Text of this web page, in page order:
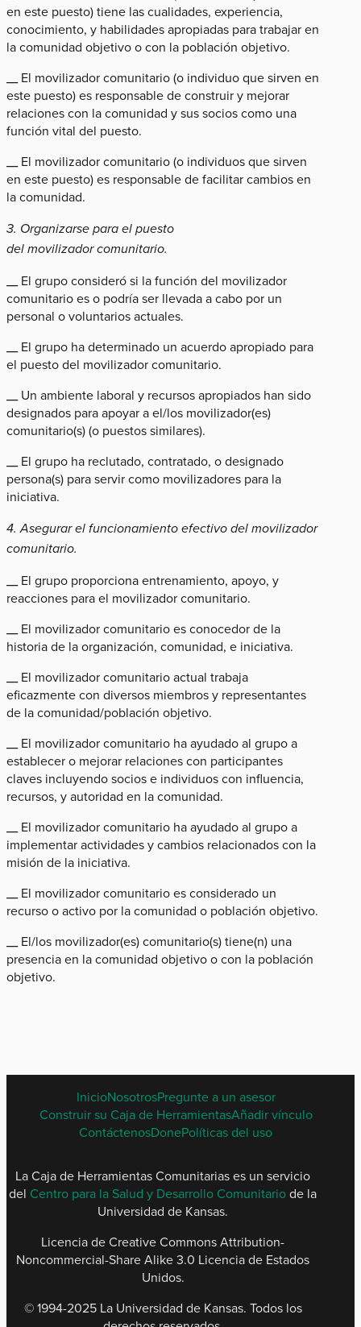
en este puesto) tiene las cualidades, experiencia,
conocimiento, y habilidades apropiadas para trabajar en
la comunidad objetivo o con la población objetivo.
__ El movilizador comunitario (o individuo que sirven en
este puesto) es responsable de construir y mejorar
relaciones con la comunidad y sus socios como una
función vital del puesto.
__ El movilizador comunitario (o individuos que sirven
en este puesto) es responsable de facilitar cambios en
la comunidad.
3. Organizarse para el puesto
del movilizador comunitario.
__ El grupo consideró si la función del movilizador
comunitario es o podría ser llevada a cabo por un
personal o voluntarios actuales.
__ El grupo ha determinado un acuerdo apropiado para
el puesto del movilizador comunitario.
__ Un ambiente laboral y recursos apropiados han sido
designados para apoyar a el/los movilizador(es)
comunitario(s) (o puestos similares).
__ El grupo ha reclutado, contratado, o designado
persona(s) para servir como movilizadores para la
iniciativa.
4. Asegurar el funcionamiento efectivo del movilizador
comunitario.
__ El grupo proporciona entrenamiento, apoyo, y
reacciones para el movilizador comunitario.
__ El movilizador comunitario es conocedor de la
historia de la organización, comunidad, e iniciativa.
__ El movilizador comunitario actual trabaja
eficazmente con diversos miembros y representantes
de la comunidad/población objetivo.
__ El movilizador comunitario ha ayudado al grupo a
establecer o mejorar relaciones con participantes
claves incluyendo socios e individuos con influencia,
recursos, y autoridad en la comunidad.
__ El movilizador comunitario ha ayudado al grupo a
implementar actividades y cambios relacionados con la
misión de la iniciativa.
__ El movilizador comunitario es considerado un
recurso o activo por la comunidad o población objetivo.
__ El/los movilizador(es) comunitario(s) tiene(n) una
presencia en la comunidad objetivo o con la población
objetivo.
SPANISH
FOOTER
MENU
InicioNosotrosPregunte a un asesor
Construir su Caja de HerramientasAñadir vínculo
ContáctenosDonePolíticas del uso
La Caja de Herramientas Comunitarias es un servicio
del Centro para la Salud y Desarrollo Comunitariode la
Universidad de Kansas.
Licencia de Creative Commons Attribution-
Noncommercial-Share Alike 3.0 Licencia de Estados
Unidos.
© 1994-2025 La Universidad de Kansas. Todos los